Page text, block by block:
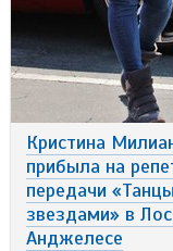
Кристина
прибыла на
передачи
звездами» в
Анджелесе